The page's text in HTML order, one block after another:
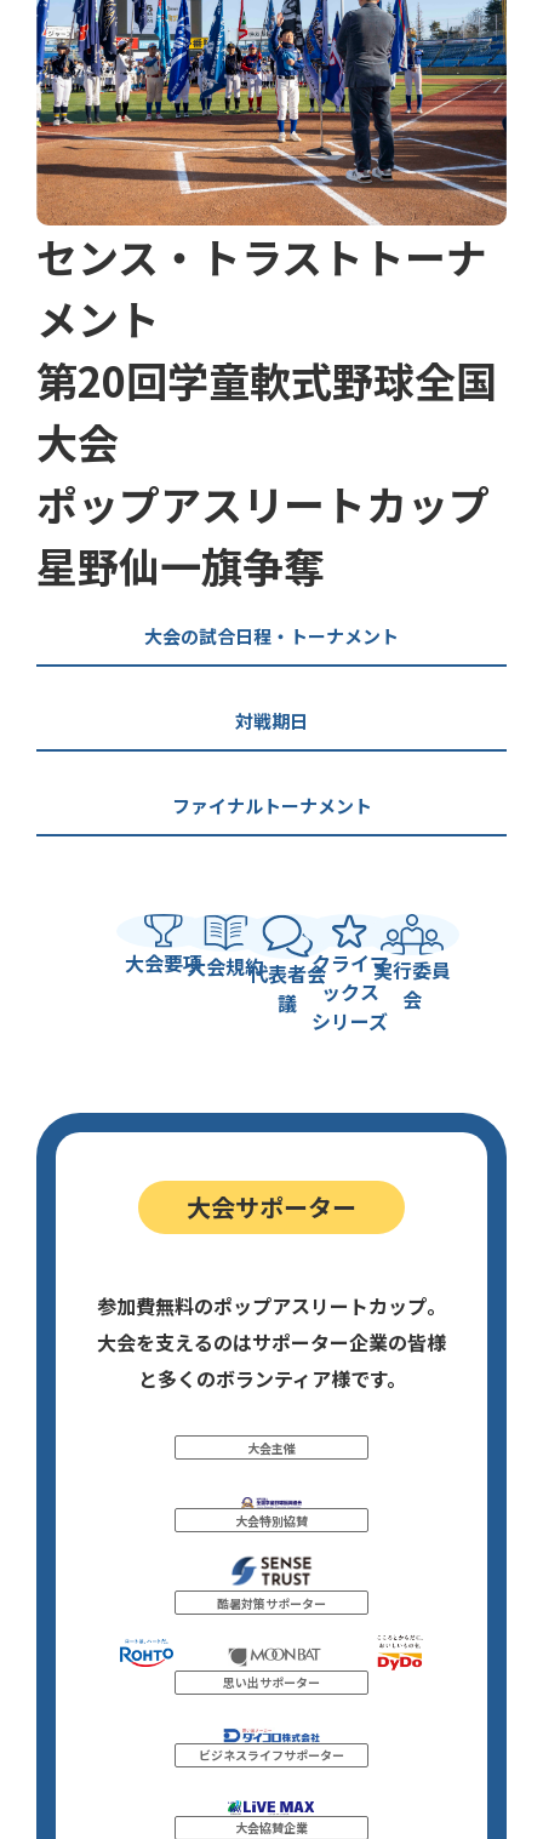
センス・トラストトーナ
メント
第20回学童軟式野球全国
大会
ポップアスリートカップ
星野仙一旗争奪
大会の試合日程・トーナメント
対戦期日
ファイナルトーナメント
大会要項大会規約代表者会
議
クライマ
ックス
シリーズ
実行委員
会
大会サポーター
参加費無料のポップアスリートカップ。
大会を支えるのはサポーター企業の皆様
と多くのボランティア様です。
大会主催
大会特別協賛
酷暑対策サポーター
思い出サポーター
ビジネスライフサポーター
大会協賛企業